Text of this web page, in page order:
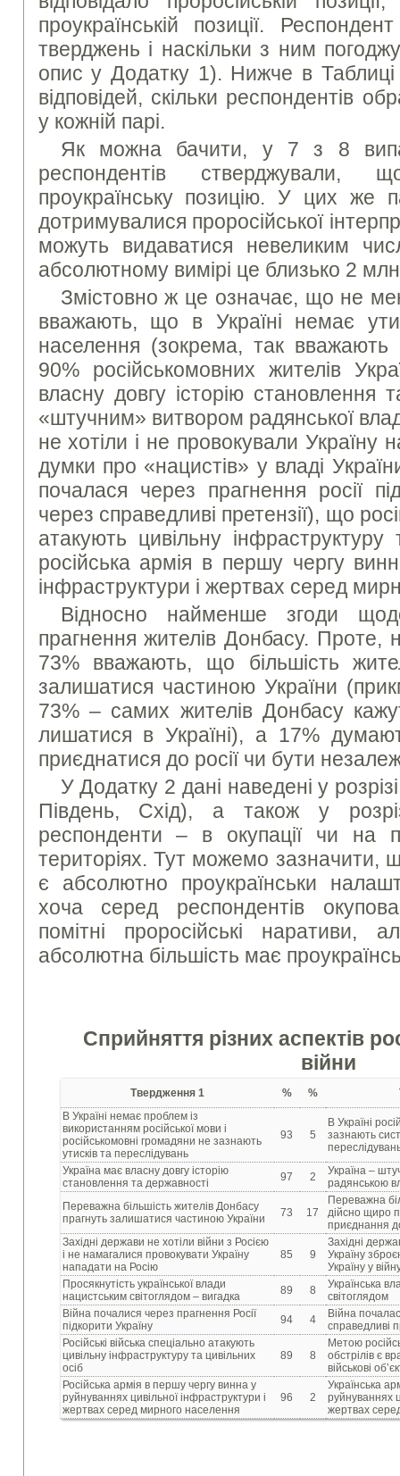
проукраїнській позиції.
тверджень і наскільки з ним
опис у Додатку 1). Нижче в
відповідей, скільки респондентів
у кожній парі.
Як можна бачити, у 7 з 8
респондентів стверджували,
проукраїнську позицію. У цих же
дотримувалися проросійської
можуть видаватися невеликим
абсолютному вимірі це близько 2
Змістовно ж це означає, що не
вважають, що в Україні немає
населення (зокрема, так вважають
90% російськомовних жителів
власну довгу історію становлення
«штучним» витвором радянської
не хотіли і не провокували Україну
думки про «нацистів» у владі
почалася через прагнення росії
через справедливі претензії), що
атакують цивільну
російська армія в першу чергу
інфраструктури і жертвах серед
Відносно найменше згоди
прагнення жителів Донбасу. Проте,
73% вважають, що більшість
залишатися частиною України
73% – самих жителів Донбасу
лишатися в Україні), а 17%
приєднатися до росії чи бути
У Додатку 2 дані наведені у
Південь, Схід), а також у
респонденти – в окупації чи на
територіях. Тут можемо зазначити,
є абсолютно проукраїнськи
хоча серед респондентів
помітні проросійські наративи,
абсолютна більшість має
Сприйняття різних аспектів
війни
Твердження 1 % %
В Україні немає проблем із
використанням російської мови і
російськомовні громадяни не зазнають
утисків та переслідувань
93 5
В Україні
зазнають
Україна має власну довгу історію
становлення та державності
97 2
Україна –
радянською
Переважна більшість жителів Донбасу
прагнуть залишатися частиною України
73 17
Переважна
дійсно щиро
приєднання
Західні держави не хотіли війни з Росією
і не намагалися провокувати Україну
нападати на Росію
85 9
Західні
Україну
Україну у
Просякнутість української влади
нацистським світоглядом – вигадка
89 8
Українська
світоглядом
Війна почалися через прагнення Росії
підкорити Україну
94 4
Війна
справедливі
Російські війська спеціально атакують
цивільну інфраструктуру та цивільних
осіб
89 8
Метою
обстрілів є
військові
Російська армія в першу чергу винна у
руйнуваннях цивільної інфраструктури і
жертвах серед мирного населення
96 2
Українська
руйнуваннях
жертвах